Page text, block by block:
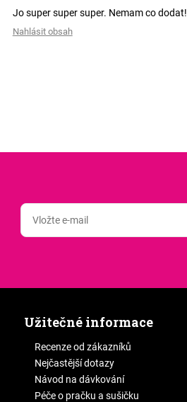
Jo super super super. Nemam co dodat!
Nahlásit obsah
Užitečné informace
Recenze od zákazníků
Nejčastější dotazy
Návod na dávkování
Péče o pračku a sušičku